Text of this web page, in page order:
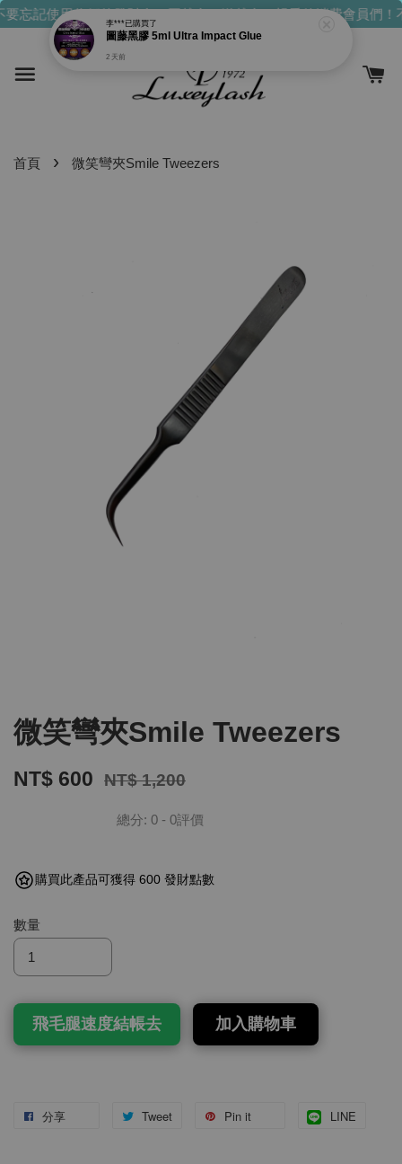
忘記使用你們的發財金！買越多，送越多！親愛的消費會員們！
首頁 › 微笑彎夾Smile Tweezers
微笑彎夾Smile Tweezers
NT$ 600 NT$ 1,200
總分: 0 - 0評價
購買此產品可獲得 600 發財點數
數量
飛毛腿速度結帳去 加入購物車
分享 Tweet Pin it LINE
李***已購買了
圖藤黑膠 5ml Ultra Impact Glue
2 天前